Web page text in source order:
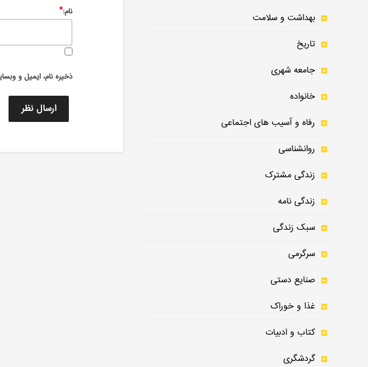
نام:*
ذخیره نام، ایمیل و
بهداشت و سلامت
تاریخ
جامعه شهری
خانواده
رفاه و آسیب های اجتماعی
روانشناسی
زندگی مشترک
زندگی نامه
سبک زندگی
سرگرمی
صنایع دستی
غذا و خوراک
کتاب و ادبیات
گردشگری